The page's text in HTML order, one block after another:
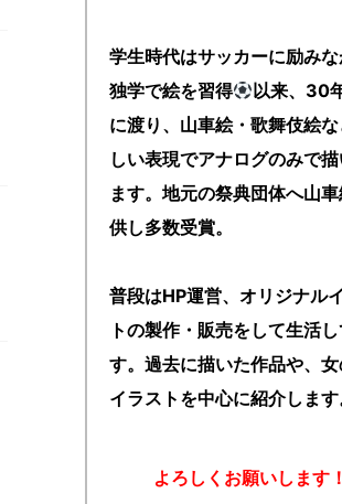
学生時代はサッカーに励みな
独学で絵を習得
以来、30
に渡り、山車絵・歌舞伎絵
しい表現でアナログのみで
ます。地元の祭典団体へ山
供し多数受賞。
普段はHP運営、オリジナル
トの製作・販売をして生活
す。過去に描いた作品や、
イラストを中心に紹介します
よろしくお願いします！